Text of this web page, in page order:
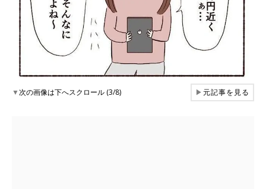
▼次の画像は下へスクロール (3/8) ▶元記事を見る